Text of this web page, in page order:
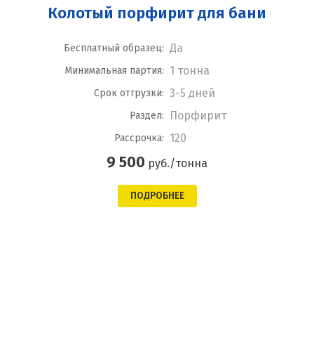
Колотый порфирит для бани
Бесплатный образец: Да
Минимальная партия: 1 тонна
Срок отгрузки: 3-5 дней
Раздел: Порфирит
Рассрочка: 120
9 500 руб./тонна
ПОДРОБНЕЕ